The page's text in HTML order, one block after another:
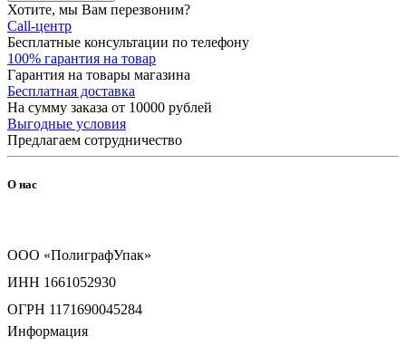
Хотите, мы Вам перезвоним?
Call-центр
Бесплатные консультации по телефону
100% гарантия на товар
Гарантия на товары магазина
Бесплатная доставка
На сумму заказа от 10000 рублей
Выгодные условия
Предлагаем сотрудничество
О нас
ООО «ПолиграфУпак»
ИНН 1661052930
ОГРН 1171690045284
Информация